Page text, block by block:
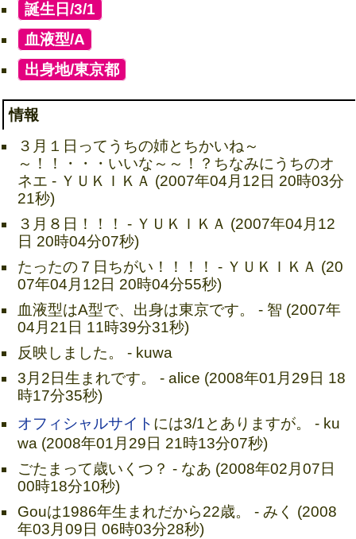
誕生日/3/1
血液型/A
出身地/東京都]
情報
３月１日ってうちの姉とちかいね～
～！！・・・いいな～～！？ちなみにうちのオ
ネエ - ＹＵＫＩＫＡ (2007年04月12日 20時03分
21秒)
３月８日！！！ - ＹＵＫＩＫＡ (2007年04月12
日 20時04分07秒)
たったの７日ちがい！！！！ - ＹＵＫＩＫＡ (20
07年04月12日 20時04分55秒)
血液型はA型で、出身は東京です。 - 智 (2007年
04月21日 11時39分31秒)
反映しました。 - kuwa
3月2日生まれです。 - alice (2008年01月29日 18
時17分35秒)
オフィシャルサイト には3/1とありますが。 - ku
wa (2008年01月29日 21時13分07秒)
ごたまって歳いくつ？ - なあ (2008年02月07日
00時18分10秒)
Gouは1986年生まれだから22歳。 - みく (2008
年03月09日 06時03分28秒)